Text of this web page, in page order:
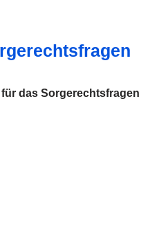
das Sorgerechtsfragen